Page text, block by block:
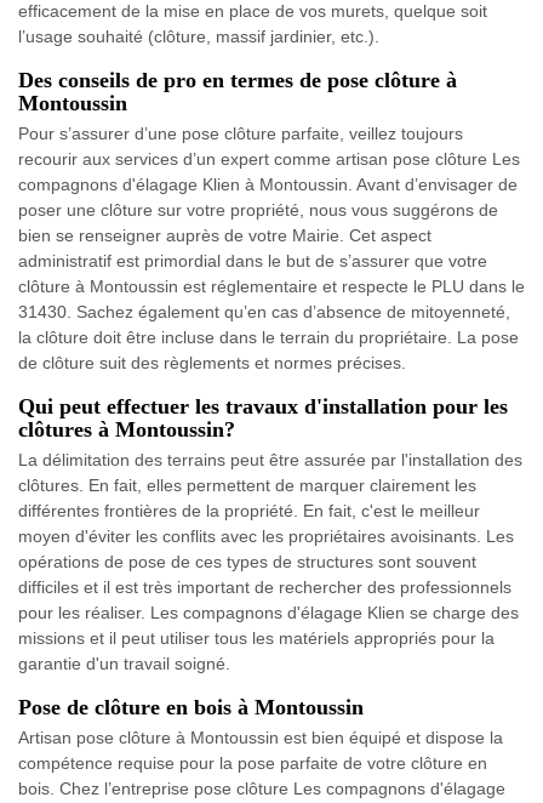
efficacement de la mise en place de vos murets, quelque soit
l’usage souhaité (clôture, massif jardinier, etc.).
Des conseils de pro en termes de pose clôture à
Montoussin
Pour s’assurer d’une pose clôture parfaite, veillez toujours
recourir aux services d’un expert comme artisan pose clôture Les
compagnons d'élagage Klien à Montoussin. Avant d’envisager de
poser une clôture sur votre propriété, nous vous suggérons de
bien se renseigner auprès de votre Mairie. Cet aspect
administratif est primordial dans le but de s’assurer que votre
clôture à Montoussin est réglementaire et respecte le PLU dans le
31430. Sachez également qu’en cas d’absence de mitoyenneté,
la clôture doit être incluse dans le terrain du propriétaire. La pose
de clôture suit des règlements et normes précises.
Qui peut effectuer les travaux d'installation pour les
clôtures à Montoussin?
La délimitation des terrains peut être assurée par l'installation des
clôtures. En fait, elles permettent de marquer clairement les
différentes frontières de la propriété. En fait, c'est le meilleur
moyen d'éviter les conflits avec les propriétaires avoisinants. Les
opérations de pose de ces types de structures sont souvent
difficiles et il est très important de rechercher des professionnels
pour les réaliser. Les compagnons d'élagage Klien se charge des
missions et il peut utiliser tous les matériels appropriés pour la
garantie d'un travail soigné.
Pose de clôture en bois à Montoussin
Artisan pose clôture à Montoussin est bien équipé et dispose la
compétence requise pour la pose parfaite de votre clôture en
bois. Chez l’entreprise pose clôture Les compagnons d'élagage